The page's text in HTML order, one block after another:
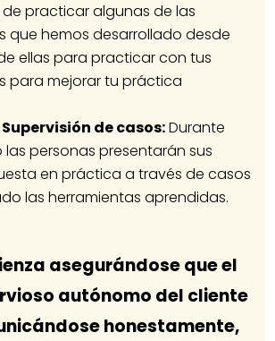
practicar algunas de las
que hemos desarrollado desde
ellas para practicar con tus
para mejorar tu práctica
de casos:Durante
personas presentarán sus
en práctica a través de casos
las herramientas aprendidas.
asegurándose que el
autónomo del cliente
honestamente,